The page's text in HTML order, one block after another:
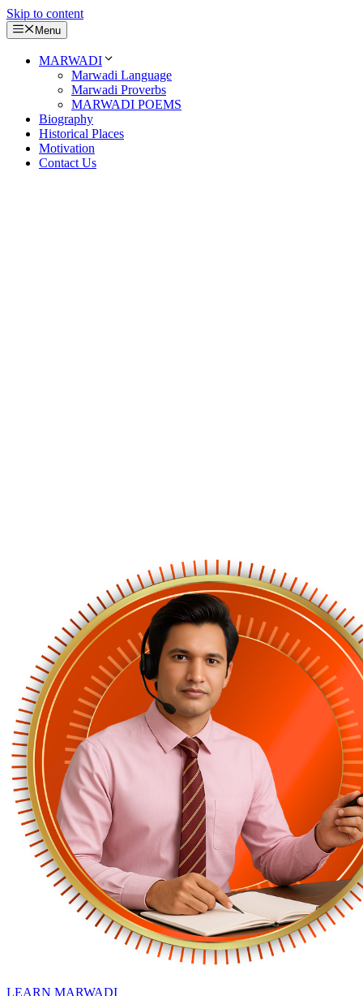
Skip to content
Menu
MARWADI
Marwadi Language
Marwadi Proverbs
MARWADI POEMS
Biography
Historical Places
Motivation
Contact Us
LEARN MARWADI